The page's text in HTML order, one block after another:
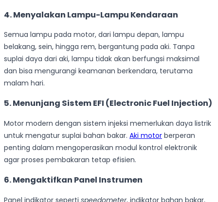
4. Menyalakan Lampu-Lampu Kendaraan
Semua lampu pada motor, dari lampu depan, lampu
belakang, sein, hingga rem, bergantung pada aki. Tanpa
suplai daya dari aki, lampu tidak akan berfungsi maksimal
dan bisa mengurangi keamanan berkendara, terutama
malam hari.
5. Menunjang Sistem EFI (Electronic Fuel Injection)
Motor modern dengan sistem injeksi memerlukan daya listrik
untuk mengatur suplai bahan bakar. Aki motor berperan
penting dalam mengoperasikan modul kontrol elektronik
agar proses pembakaran tetap efisien.
6. Mengaktifkan Panel Instrumen
Panel indikator seperti speedometer, indikator bahan bakar,